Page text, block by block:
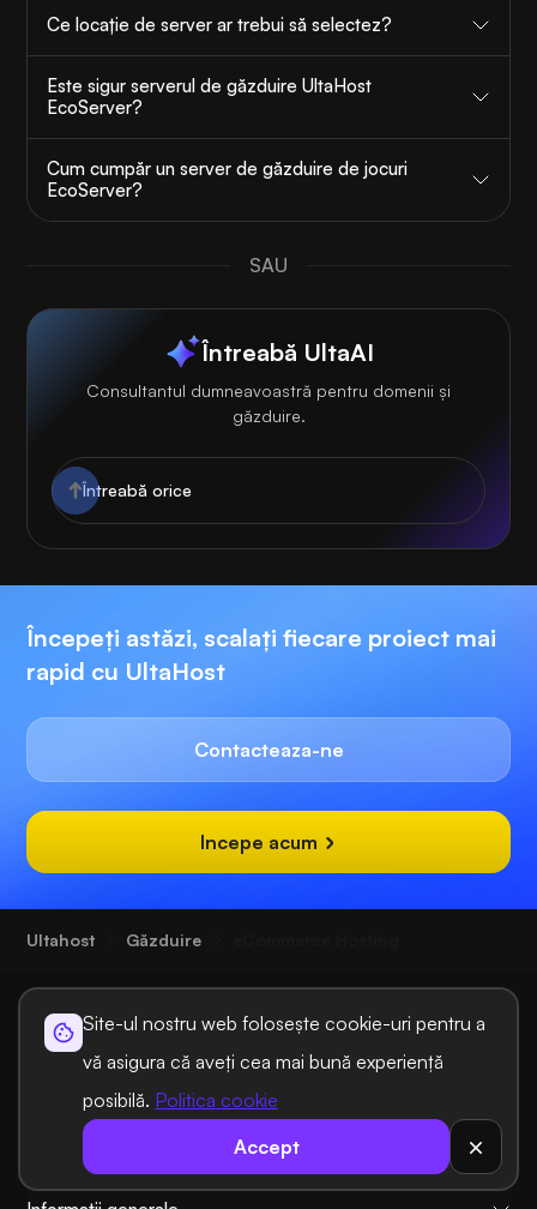
Site-ul nostru web folosește cookie-uri pentru a
vă asigura că aveți cea mai bună experiență
posibilă. Politica cookie
Accept
Ce locație de server ar trebui să selectez?
Este sigur serverul de găzduire UltaHost
EcoServer?
Cum cumpăr un server de găzduire de jocuri
EcoServer?
SAU
Întreabă UltaAI
Consultantul dumneavoastră pentru domenii și
găzduire.
Începeți astăzi, scalați fiecare proiect mai
rapid cu UltaHost
Contacteaza-ne
Incepe acum
Ultahost Găzduire
Soluții de găzduire
Soluții de domeniu